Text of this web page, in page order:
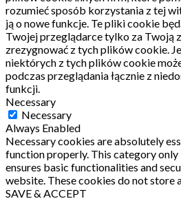
rozumieć sposób korzystania z tej
ją o nowe funkcje. Te pliki cookie
Twojej przeglądarce tylko za Twoją
zrezygnować z tych plików cookie.
niektórych z tych plików cookie
podczas przeglądania łącznie z
funkcji.
Necessary
Necessary
Always Enabled
Necessary cookies are absolutely
function properly. This category
ensures basic functionalities and
website. These cookies do not store
SAVE & ACCEPT